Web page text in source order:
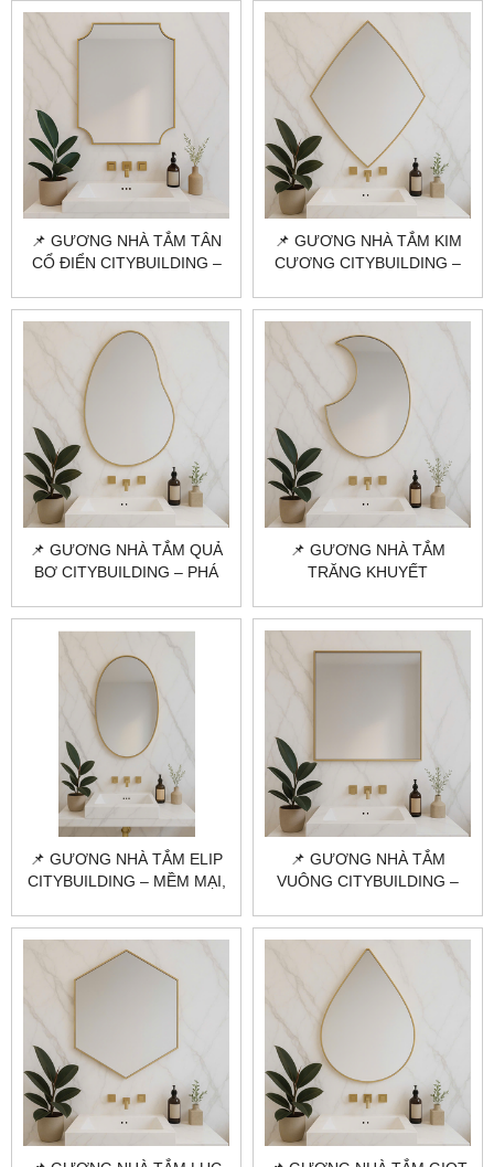
📌 GƯƠNG NHÀ TẮM TÂN
CỔ ĐIỂN CITYBUILDING –
ĐẠI
📌 GƯƠNG NHÀ TẮM KIM
CƯƠNG CITYBUILDING –
THẤT
📌 GƯƠNG NHÀ TẮM QUẢ
BƠ CITYBUILDING – PHÁ
DECOR HIỆN ĐẠI
📌 GƯƠNG NHÀ TẮM
TRĂNG KHUYẾT
CÁCH NGHỆ THUẬT, CỰC
📌 GƯƠNG NHÀ TẮM ELIP
CITYBUILDING – MỀM MẠI,
TẮM HIỆN ĐẠI
📌 GƯƠNG NHÀ TẮM
VUÔNG CITYBUILDING –
PHỐI MỌI KHÔNG GIAN